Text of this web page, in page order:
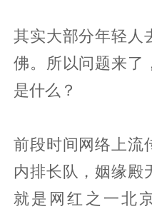
其实大部分年轻人
佛。所以问题来了
是什么？
前段时间网络上流
内排长队，姻缘殿
就是网红之一北